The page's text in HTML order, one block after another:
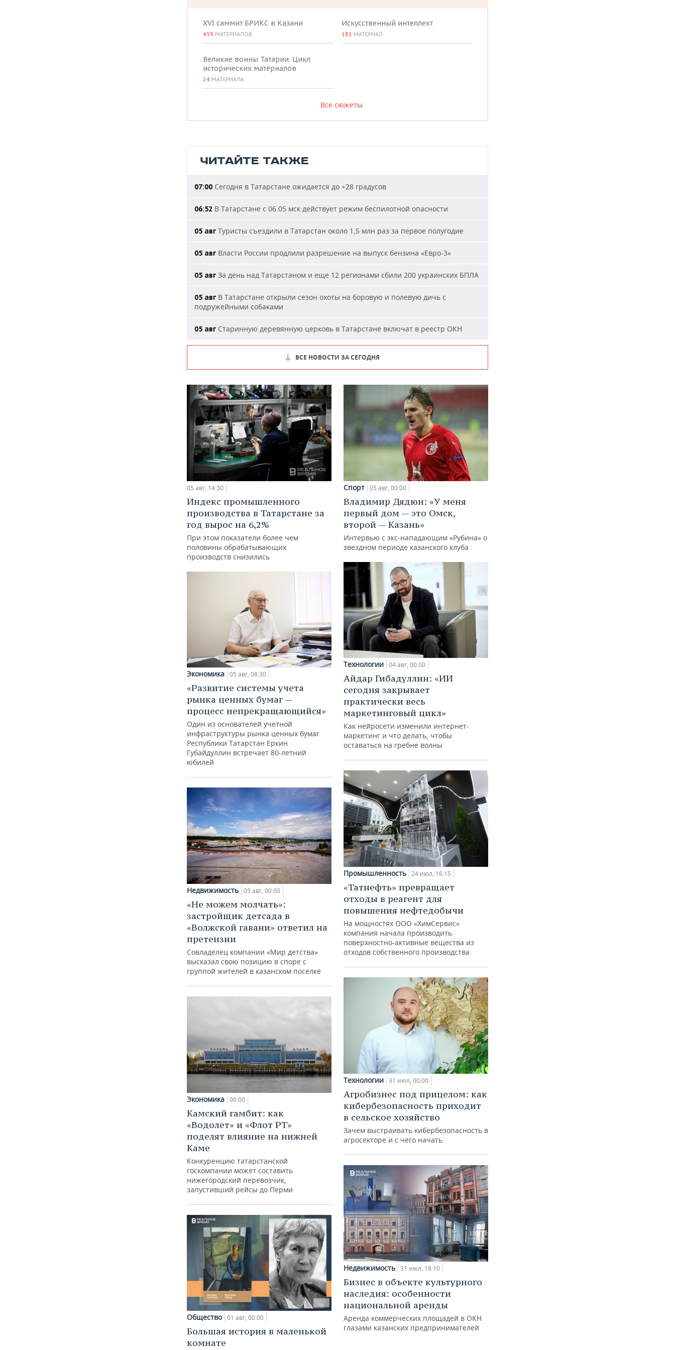
XVI саммит БРИКС в Казани
499 МАТЕРИАЛОВ
Великие воины Татарии. Цикл
исторических материалов
24 МАТЕРИАЛА
Искусственный интеллект
181 МАТЕРИАЛ
Все сюжеты
ЧИТАЙТЕ ТАКЖЕ
07:00 Сегодня в Татарстане ожидается до +28 градусов
06:52 В Татарстане с 06.05 мск действует режим беспилотной опасности
05 авг Туристы съездили в Татарстан около 1,5 млн раз за первое полугодие
05 авг Власти России продлили разрешение на выпуск бензина «Евро-3»
05 авг За день над Татарстаном и еще 12 регионами сбили 200 украинских БПЛА
05 авг В Татарстане открыли сезон охоты на боровую и полевую дичь с
подружейными собаками
05 авг Старинную деревянную церковь в Татарстане включат в реестр ОКН
ВСЕ НОВОСТИ ЗА СЕГОДНЯ
05 авг, 14:30
Индекс промышленного
производства в Татарстане за
год вырос на 6,2%
При этом показатели более чем
половины обрабатывающих
производств снизились
Экономика 05 авг, 08:30
«Развитие системы учета
рынка ценных бумаг —
процесс непрекращающийся»
Один из основателей учетной
инфраструктуры рынка ценных бумаг
Республики Татарстан Еркин
Губайдуллин встречает 80-летний
юбилей
Недвижимость 05 авг, 00:00
«Не можем молчать»:
застройщик детсада в
«Волжской гавани» ответил на
претензии
Совладелец компании «Мир детства»
высказал свою позицию в споре с
группой жителей в казанском поселке
Экономика 00:00
Камский гамбит: как
«Водолет» и «Флот РТ»
поделят влияние на нижней
Каме
Конкуренцию татарстанской
госкомпании может составить
нижегородский перевозчик,
запустивший рейсы до Перми
Общество 01 авг, 00:00
Большая история в маленькой
комнате
Спорт 05 авг, 00:00
Владимир Дядюн: «У меня
первый дом — это Омск,
второй — Казань»
Интервью с экс-нападающим «Рубина» о
звездном периоде казанского клуба
Технологии 04 авг, 00:00
Айдар Гибадуллин: «ИИ
сегодня закрывает
практически весь
маркетинговый цикл»
Как нейросети изменили интернет-
маркетинг и что делать, чтобы
оставаться на гребне волны
Промышленность 24 июл, 16:15
«Татнефть» превращает
отходы в реагент для
повышения нефтедобычи
На мощностях ООО «ХимСервис»
компания начала производить
поверхностно-активные вещества из
отходов собственного производства
Технологии 31 июл, 00:00
Агробизнес под прицелом: как
кибербезопасность приходит
в сельское хозяйство
Зачем выстраивать кибербезопасность в
агросекторе и с чего начать
Недвижимость 31 июл, 18:10
Бизнес в объекте культурного
наследия: особенности
национальной аренды
Аренда коммерческих площадей в ОКН
глазами казанских предпринимателей